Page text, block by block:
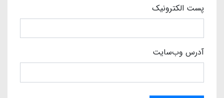
پست الکترونیک
آدرس وب‌سایت